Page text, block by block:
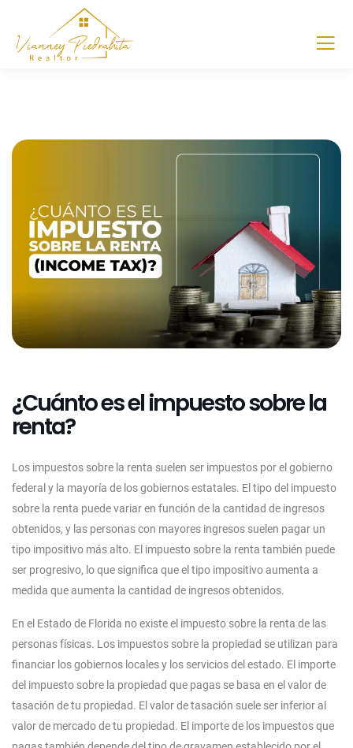
¿Cuánto es el impuesto sobre la
renta?
Los impuestos sobre la renta suelen ser impuestos por el gobierno
federal y la mayoría de los gobiernos estatales. El tipo del impuesto
sobre la renta puede variar en función de la cantidad de ingresos
obtenidos, y las personas con mayores ingresos suelen pagar un
tipo impositivo más alto. El impuesto sobre la renta también puede
ser progresivo, lo que significa que el tipo impositivo aumenta a
medida que aumenta la cantidad de ingresos obtenidos.
En el Estado de Florida no existe el impuesto sobre la renta de las
personas físicas. Los impuestos sobre la propiedad se utilizan para
financiar los gobiernos locales y los servicios del estado. El importe
del impuesto sobre la propiedad que pagas se basa en el valor de
tasación de tu propiedad. El valor de tasación suele ser inferior al
valor de mercado de tu propiedad. El importe de los impuestos que